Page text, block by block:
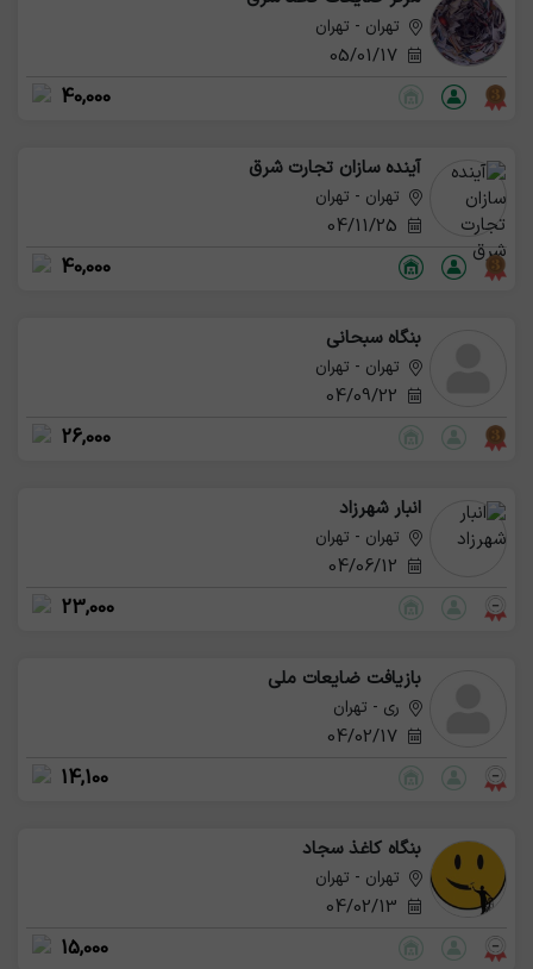
تهران - تهران
05/01/17
40,000
آینده سازان تجارت شرق
تهران - تهران
40,000
بنگاه سبحانی
تهران - تهران
26,000
انبار شهرزاد
تهران - تهران
23,000
بازیافت ضایعات ملی
ری - تهران
04/02/17
14,100
بنگاه کاغذ سجاد
تهران - تهران
15,000